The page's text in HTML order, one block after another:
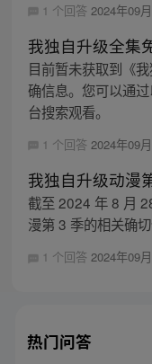
1 个回答 2024年09
我独自升级全集
目前暂未获取到《
确信息。您可以通
台搜索观看。
1 个回答 2024年09
我独自升级动漫
截至 2024 年 8 月
漫第 3 季的相关确切
1 个回答 2024年09
热门问答